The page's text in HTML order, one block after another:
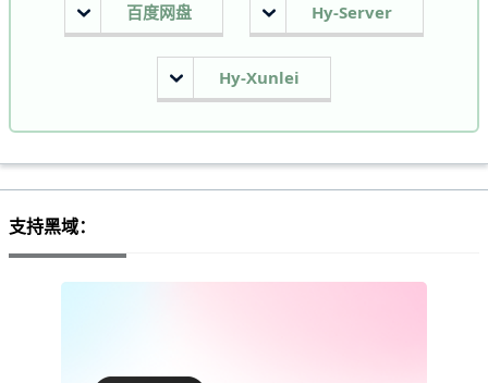
百度网盘 Hy-Server
Hy-Xunlei
支持黑域：